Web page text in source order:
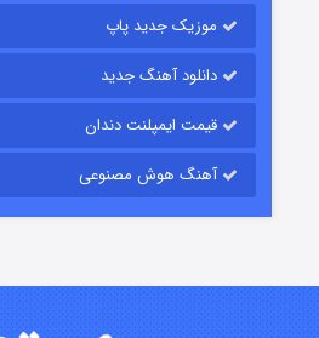
قسمت۷ (زیرنویس)
موزیک جدید پاپ
دانلود آهنگ جدید
قیمت ایمپلنت دندان
آهنگ هوش مصنوعی